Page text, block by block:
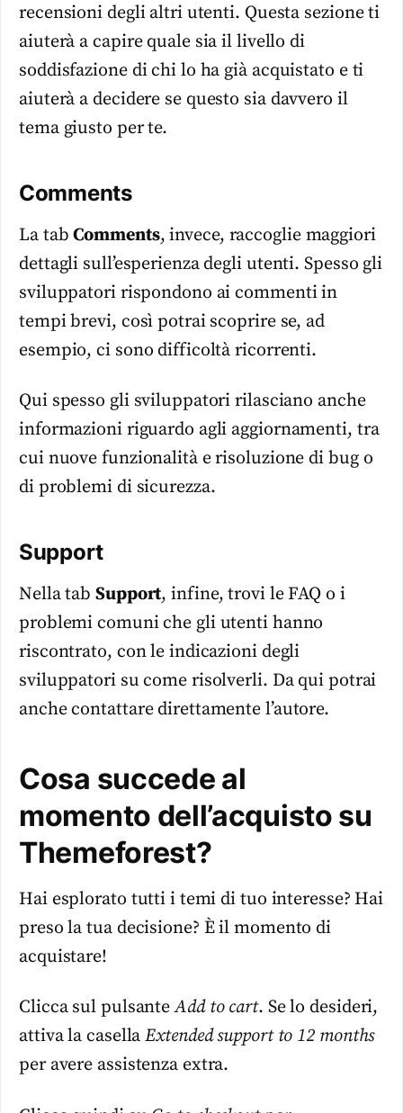
recensioni degli altri utenti. Questa sezione ti
aiuterà a capire quale sia il livello di
soddisfazione di chi lo ha già acquistato e ti
aiuterà a decidere se questo sia davvero il
tema giusto per te.
Comments
La tabComments, invece, raccoglie maggiori
dettagli sull’esperienza degli utenti. Spesso gli
sviluppatori rispondono ai commenti in
tempi brevi, così potrai scoprire se, ad
esempio, ci sono difficoltà ricorrenti.
Qui spesso gli sviluppatori rilasciano anche
informazioni riguardo agli aggiornamenti, tra
cui nuove funzionalità e risoluzione di bug o
di problemi di sicurezza.
Support
Nella tab Support, infine, trovi le FAQ o i
problemi comuni che gli utenti hanno
riscontrato, con le indicazioni degli
sviluppatori su come risolverli. Da qui potrai
anche contattare direttamente l’autore.
Cosa succede al
momento dell’acquisto su
Themeforest?
Hai esplorato tutti i temi di tuo interesse? Hai
preso la tua decisione? È il momento di
acquistare!
Clicca sul pulsanteAdd to cart. Se lo desideri,
attiva la casellaExtended support to 12 months
per avere assistenza extra.